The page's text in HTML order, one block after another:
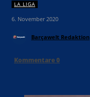
LA LIGA
6. November 2020
Barçawelt Redaktion
Kommentare0